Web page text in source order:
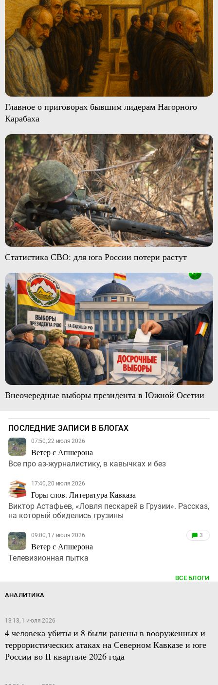
Главное о приговорах бывшим лидерам Нагорного
Карабаха
Статистика СВО: для юга России потери растут
Внеочередные выборы президента в Южной Осетии
ПОСЛЕДНИЕ ЗАПИСИ В БЛОГАХ
07:50, 22 июля 2026
Ветер с Апшерона
Все про аз-журналистику, в кавычках и без
17:40, 20 июля 2026
Горы слов. Литература Кавказа
Виктор Астафьев, «Ловля пескарей в Грузии». Рассказ,
на который обиделись грузины
09:00, 17 июля 2026
Ветер с Апшерона
3
Телевизионная пытка
ВСЕ БЛОГИ
АНАЛИТИКА
13:13, 1 июля 2026
4 человека убиты и 8 были ранены в вооруженных и
террористических атаках на Северном Кавказе и юге
России во II квартале 2026 года